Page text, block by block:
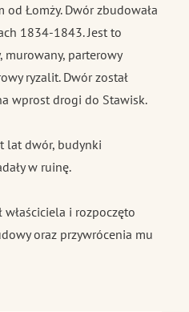
od Łomży. Dwór zbudowała
1834-1843. Jest to
murowany, parterowy
ryzalit. Dwór został
wprost drogi do Stawisk.
lat dwór, budynki
w ruinę.
i rozpoczęto
oraz przywrócenia mu